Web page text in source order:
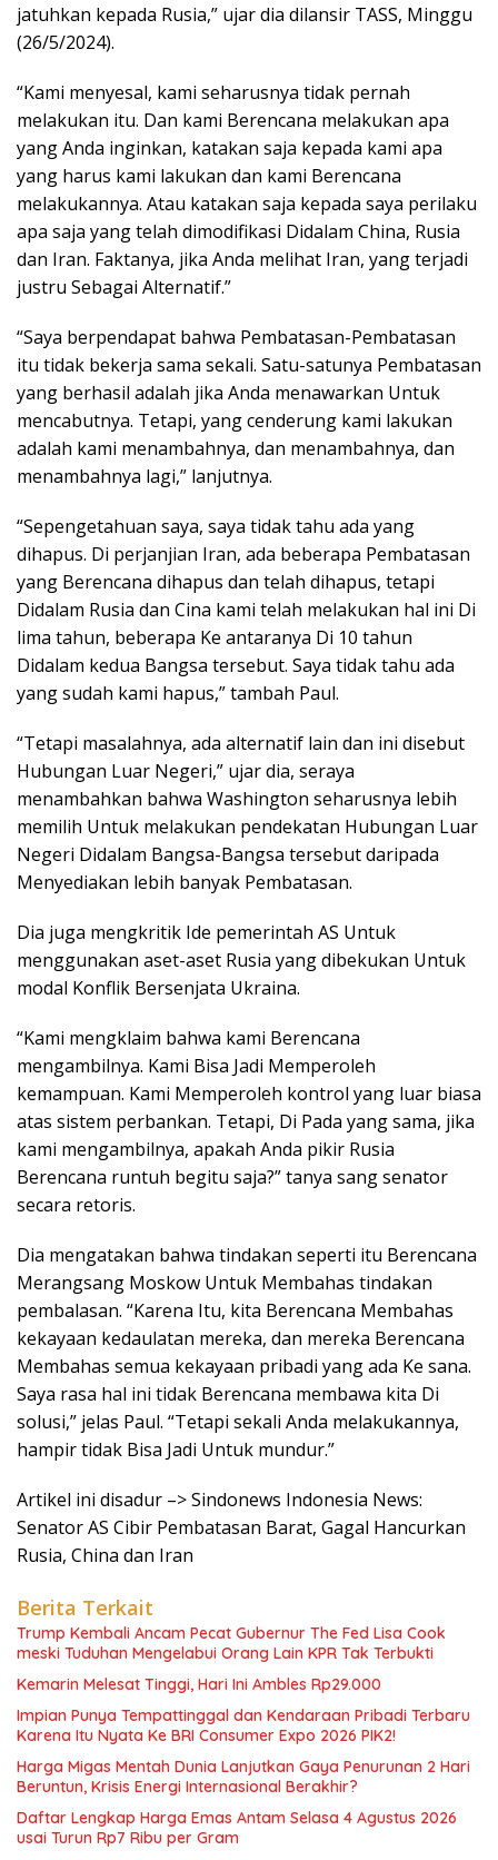
jatuhkan kepada Rusia,” ujar dia dilansir TASS, Minggu
(26/5/2024).
“Kami menyesal, kami seharusnya tidak pernah
melakukan itu. Dan kami Berencana melakukan apa
yang Anda inginkan, katakan saja kepada kami apa
yang harus kami lakukan dan kami Berencana
melakukannya. Atau katakan saja kepada saya perilaku
apa saja yang telah dimodifikasi Didalam China, Rusia
dan Iran. Faktanya, jika Anda melihat Iran, yang terjadi
justru Sebagai Alternatif.”
“Saya berpendapat bahwa Pembatasan-Pembatasan
itu tidak bekerja sama sekali. Satu-satunya Pembatasan
yang berhasil adalah jika Anda menawarkan Untuk
mencabutnya. Tetapi, yang cenderung kami lakukan
adalah kami menambahnya, dan menambahnya, dan
menambahnya lagi,” lanjutnya.
“Sepengetahuan saya, saya tidak tahu ada yang
dihapus. Di perjanjian Iran, ada beberapa Pembatasan
yang Berencana dihapus dan telah dihapus, tetapi
Didalam Rusia dan Cina kami telah melakukan hal ini Di
lima tahun, beberapa Ke antaranya Di 10 tahun
Didalam kedua Bangsa tersebut. Saya tidak tahu ada
yang sudah kami hapus,” tambah Paul.
“Tetapi masalahnya, ada alternatif lain dan ini disebut
Hubungan Luar Negeri,” ujar dia, seraya
menambahkan bahwa Washington seharusnya lebih
memilih Untuk melakukan pendekatan Hubungan Luar
Negeri Didalam Bangsa-Bangsa tersebut daripada
Menyediakan lebih banyak Pembatasan.
Dia juga mengkritik Ide pemerintah AS Untuk
menggunakan aset-aset Rusia yang dibekukan Untuk
modal Konflik Bersenjata Ukraina.
“Kami mengklaim bahwa kami Berencana
mengambilnya. Kami Bisa Jadi Memperoleh
kemampuan. Kami Memperoleh kontrol yang luar biasa
atas sistem perbankan. Tetapi, Di Pada yang sama, jika
kami mengambilnya, apakah Anda pikir Rusia
Berencana runtuh begitu saja?” tanya sang senator
secara retoris.
Dia mengatakan bahwa tindakan seperti itu Berencana
Merangsang Moskow Untuk Membahas tindakan
pembalasan. “Karena Itu, kita Berencana Membahas
kekayaan kedaulatan mereka, dan mereka Berencana
Membahas semua kekayaan pribadi yang ada Ke sana.
Saya rasa hal ini tidak Berencana membawa kita Di
solusi,” jelas Paul. “Tetapi sekali Anda melakukannya,
hampir tidak Bisa Jadi Untuk mundur.”
Artikel ini disadur –> Sindonews Indonesia News:
Senator AS Cibir Pembatasan Barat, Gagal Hancurkan
Rusia, China dan Iran
Berita Terkait
Trump Kembali Ancam Pecat Gubernur The Fed Lisa Cook
meski Tuduhan Mengelabui Orang Lain KPR Tak Terbukti
Kemarin Melesat Tinggi, Hari Ini Ambles Rp29.000
Impian Punya Tempattinggal dan Kendaraan Pribadi Terbaru
Karena Itu Nyata Ke BRI Consumer Expo 2026 PIK2!
Harga Migas Mentah Dunia Lanjutkan Gaya Penurunan 2 Hari
Beruntun, Krisis Energi Internasional Berakhir?
Daftar Lengkap Harga Emas Antam Selasa 4 Agustus 2026
usai Turun Rp7 Ribu per Gram